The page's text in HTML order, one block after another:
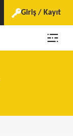
Giriş / Kayıt